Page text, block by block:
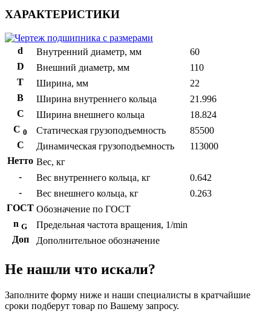
ХАРАКТЕРИСТИКИ
d Внутренний диаметр, мм
60
D
Внешний диаметр, мм
110
T
Ширина, мм
22
B
Ширина внутреннего кольца
21.996
С
Ширина внешнего кольца
18.824
С 0 Статическая грузоподъемность
85500
C
Динамическая грузоподъемность
113000
Нетто Вес, кг
-
Вес внутреннего кольца, кг
0.642
-
Вес внешнего кольца, кг
0.263
ГОСТ Обозначение по ГОСТ
n G
Предельная частота вращения, 1/min
Доп
Дополнительное обозначение
Не нашли что искали?
Заполните форму ниже и наши специалисты в кратчайшие
сроки подберут товар по Вашему запросу.